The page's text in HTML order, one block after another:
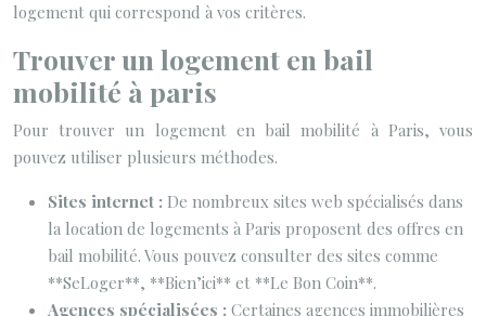
logement qui correspond à vos critères.
Trouver un logement en bail
mobilité à paris
Pour trouver un logement en bail mobilité à Paris, vous
pouvez utiliser plusieurs méthodes.
Sites internet : De nombreux sites web spécialisés dans
la location de logements à Paris proposent des offres en
bail mobilité. Vous pouvez consulter des sites comme
**SeLoger**, **Bien’ici** et **Le Bon Coin**.
Agences spécialisées : Certaines agences immobilières